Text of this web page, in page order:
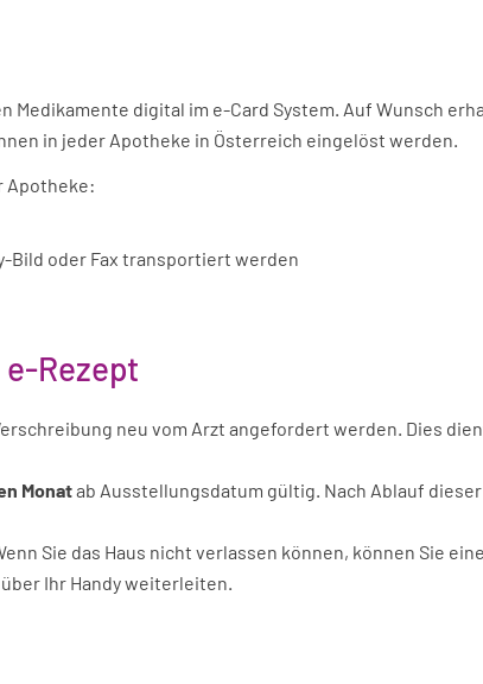
digital im e-Card System. Auf Wunsch
in jeder Apotheke in Österreich eingelöst werden.
Apotheke:
Bild oder Fax transportiert werden
Rezept
neu vom Arzt angefordert werden. Dies
Monatab Ausstellungsdatum gültig. Nach Ablauf
Sie das Haus nicht verlassen können, können Sie
Ihr Handy weiterleiten.